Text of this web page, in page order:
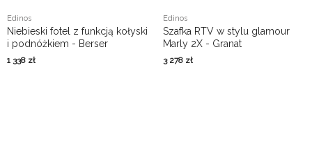
Edinos
Niebieski fotel z funkcją kołyski
i podnóżkiem - Berser
1 338 zł
Edinos
Szafka RTV w stylu glamour
Marly 2X - Granat
3 278 zł